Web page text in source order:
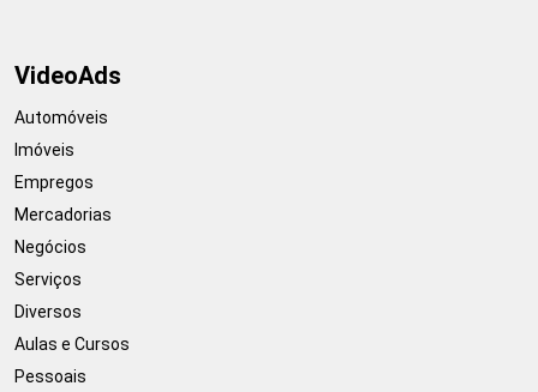
VideoAds
Automóveis
Imóveis
Empregos
Mercadorias
Negócios
Serviços
Diversos
Aulas e Cursos
Pessoais